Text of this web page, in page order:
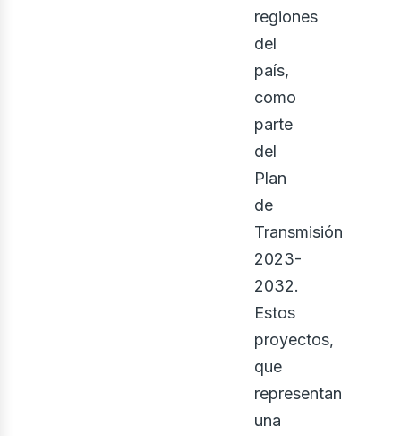
regiones
del
país,
como
parte
del
Plan
de
Transmisión
2023-
2032.
Estos
proyectos,
que
representan
una